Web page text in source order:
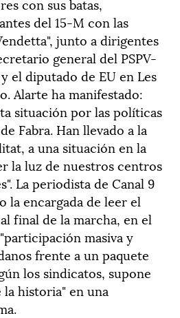
con sus batas,
del 15-M con las
junto a dirigentes
general del PSPV-
el diputado de EU en Les
Alarte ha manifestado:
situación por las políticas
Fabra. Han llevado a la
a una situación en la
la luz de nuestros centros
La periodista de Canal 9
la encargada de leer el
final de la marcha, en el
masiva y
frente a un paquete
los sindicatos, supone
historia" en una